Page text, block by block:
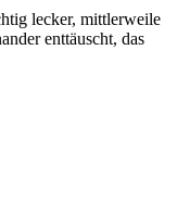
lecker, mittlerweile
enttäuscht, das